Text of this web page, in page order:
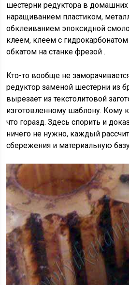
шестерни редуктора в
наращиванием пластиком,
обклеиванием эпоксидной
клеем, клеем с
обкатом на станке фрезой .
Кто-то вообще не
редуктор заменой шестерни из
вырезает из текстолитовой
изготовленному шаблону. Кому
что горазд. Здесь спорить и
ничего не нужно, каждый
сбережения и материальную